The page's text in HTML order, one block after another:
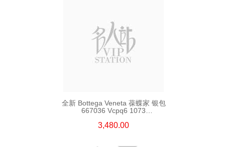
全新 Bottega Veneta 葆蝶家 银包
667036 Vcpq6 1073
3,480.00